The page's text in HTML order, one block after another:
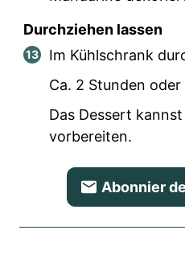
Durchziehen lassen
Im Kühlschrank
Ca. 2 Stunden
Das Dessert
vorbereiten.
Abonnier